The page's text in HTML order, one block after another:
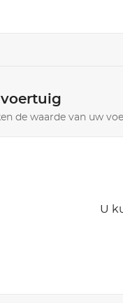
de waarde van uw
U